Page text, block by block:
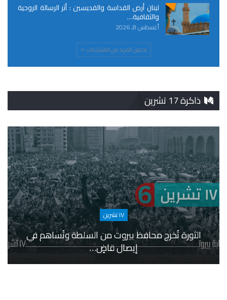
لبنان أرض القداسة والقديسين : أثر الرسالة الروحية
والثقافية…
أغسطس 8, 2026
تحميل المزيد من المشاركات
ذاكرة 17 تشرين
١٧ تشرين
الثورة تُخرج محافظ بيروت من السلطة وتُساهم في
إيصال قاضٍ…